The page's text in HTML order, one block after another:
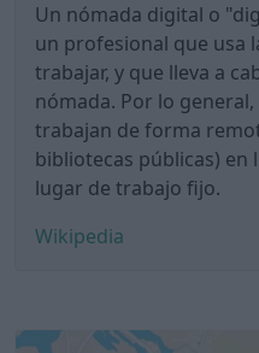
Un nómada digital o
un profesional que usa
trabajar, y que lleva a
nómada. Por lo
trabajan de forma
bibliotecas públicas) en
lugar de trabajo fijo.
Wikipedia